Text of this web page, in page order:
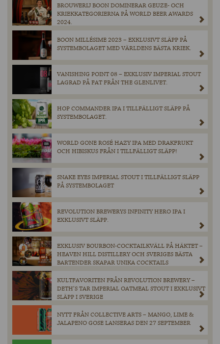
BROUWERIJ BOON DOMINERAR GEUZE- OCH
KRIEKKATEGORIERNA PÅ WORLD BEER AWARDS
2024.
BOON MILLÉSIME 2023 – EXKLUSIVT SLÄPP PÅ
SYSTEMBOLAGET MED VÄRLDENS BÄSTA KRIEK.
VANISHING POINT 08 – EXKLUSIV IMPERIAL STOUT
LAGRAD PÅ FAT FRÅN THE GLENLIVET.
HOP COMMANDER IPA I TILLFÄLLIGT SLÄPP PÅ
SYSTEMBOLAGET.
WORLD GONE ROSÉ HAZY IPA MED DRAKFRUKT
OCH HIBISKUS FRÅN I TILLFÄLLIGT SLÄPP!
SNAKE EYES IMPERIAL STOUT I TILLFÄLLIGT SLÄPP
PÅ SYSTEMBOLAGET
REVOLUTION BREWERYS INFINITY HERO IPA I
EXKLUSIVT SLÄPP.
EXKLUSIV BOURBON-COCKTAILKVÄLL PÅ HÄKTET –
HEAVEN HILL DISTILLERY OCH SVERIGES BÄSTA
BARTENDER SKAPAR UNIKA COCKTAILS
KULTFAVORITEN FRÅN REVOLUTION BREWERY –
DETH’S TAR IMPERIAL OATMEAL STOUT I EXKLUSIVT
SLÄPP I SVERIGE
NYTT FRÅN COLLECTIVE ARTS – MANGO, LIME &
JALAPENO GOSE LANSERAS DEN 27 SEPTEMBER